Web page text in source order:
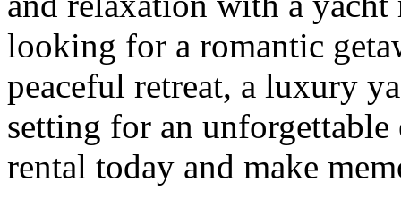
looking for a romantic
peaceful retreat, a luxury
setting for an
rental today and make